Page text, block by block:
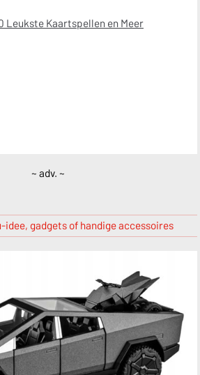
Leukste Kaartspellen en Meer
~ adv. ~
idee, gadgets of handige accessoires